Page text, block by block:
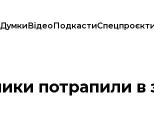
ДумкиВідеоПодкасти
потрапили в